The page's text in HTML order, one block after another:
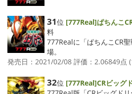
31位 [777Real]ぱちんこ
料
777Realに「ぱちんこCR
場。
発売日：2021/02/08 評価：2.06849点
32位 [777Real]CRビッグ